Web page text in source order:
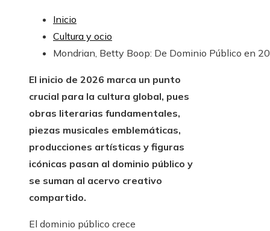
Inicio
Cultura y ocio
Mondrian, Betty Boop: De Dominio Público en
El inicio de 2026 marca un punto
crucial para la cultura global, pues
obras literarias fundamentales,
piezas musicales emblemáticas,
producciones artísticas y figuras
icónicas pasan al dominio público y
se suman al acervo creativo
compartido.
El dominio público crece